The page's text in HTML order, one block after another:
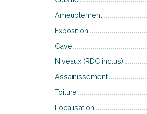
Ameublement
Exposition
Cave
Niveaux (RDC inclus)
Assainissement
Toiture
Localisation